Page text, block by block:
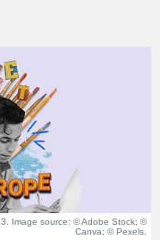
Image source: © Adobe Stock; ©
Canva; © Pexels.